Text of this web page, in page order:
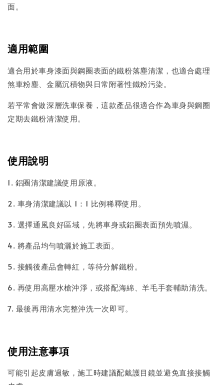
面。
適用範圍
適合用於車身漆面與鋼圈表面的鐵粉落塵清潔，也適合處理
煞車粉塵、金屬沉積物與日常附著性鐵粉污染。
若平常會做深層洗車保養，這款產品很適合作為車身與鋼圈
定期去鐵粉清潔使用。
使用說明
1. 鋁圈清潔建議使用原液。
2. 車身清潔建議以 1：1 比例稀釋使用。
3. 選擇通風良好區域，先將車身或鋁圈表面預先噴濕。
4. 將產品均勻噴灑於施工表面。
5. 接觸後產品會轉紅，等待分解鐵粉。
6. 再使用高壓水槍沖淨，或搭配海綿、羊毛手套輔助清洗。
7. 最後再用清水完整沖洗一次即可。
使用注意事項
可能引起皮膚過敏，施工時建議配戴護目鏡並避免直接接觸